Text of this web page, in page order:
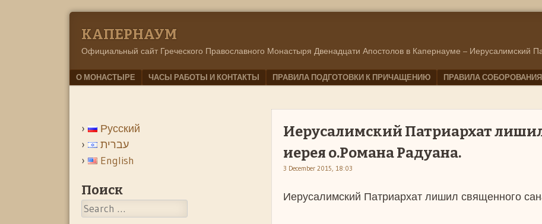
KАПЕРНАУМ
Официальный сайт Греческого Православного Монастыря Двенадцати Апостолов в Капернауме – Иерусалимский
Menu
SKIP TO CONTENT
О МОНАСТЫРЕ ЧАСЫ РАБОТЫ И КОНТАКТЫ ПРАВИЛА ПОДГОТОВКИ К ПРИЧАЩЕНИЮ ПРАВИЛА СОБОРОВАНИЯ
Иерусалимский Патриархат
иерея о.Романа Радуана.
3 December 2015, 18:03
Иерусалимский Патриархат лишил священного
Русский
עברית
English
Поиск
Search